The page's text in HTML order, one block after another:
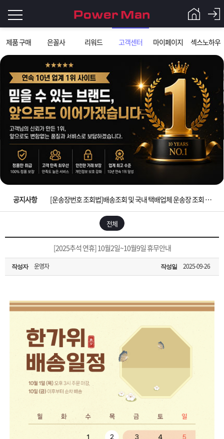
제품 구매 은꼴사 리워드 고객센터 마이페이지 섹스노하우
그
인
이
필
요
니
로
Q&A
파
워
맨
제
품
은
노
하
객
센
마
이
주
공지사항
입금확인이 안되는 상황을 대비해 꼭 입금후 고객센터 연락바랍니다.
[2026구정 연휴]설 연휴 배송 및 휴무 안내
[운송장번호 조회법]배송조회 및 국내 택배업체 운송장 조회 하는법
[ios앱 오픈]아이폰 고객 앱설치 가능합니다.
[무인택배함 이용 안내] 집 밖에 주소로 택배 받기
입금확인이 안되는 상황을 대비해 꼭 입금후 고객센터 연락바랍니다.
전체
[2025추석 연휴] 10월2일~10월9일 휴무안내
작성자 운영자 작성일 2025-09-26